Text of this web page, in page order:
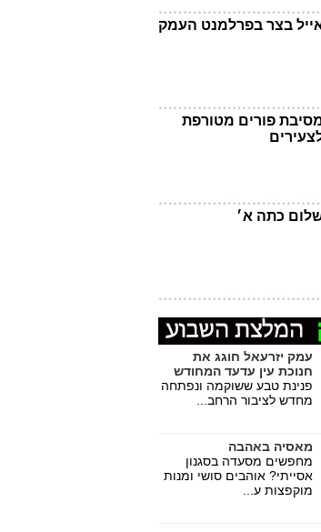
בצר בפרלמנט העמק
פורים מטורפת
כתה א׳
עמק יזרעאל חוגג את
חנוכת עין עדעד המחודש
פנינת טבע ששוקמה ונפתחה
מחדש לציבור הרחב...
מאסיה באהבה
מחפשים מסעדה בסגנון
אסייתי? אוהבים סושי ומנות
מוקפצות ע...